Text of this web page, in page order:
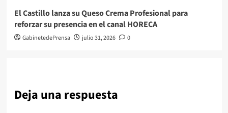
El Castillo lanza su Queso Crema Profesional para
reforzar su presencia en el canal HORECA
GabinetedePrensa julio 31, 2026 0
Deja una respuesta